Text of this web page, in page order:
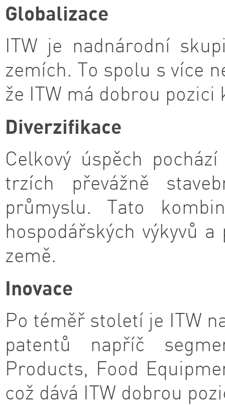
Globalizace
ITW je nadnárodní
zemích. To spolu s více
že ITW má dobrou
Diverzifikace
Celkový úspěch
trzích převážně
průmyslu. Tato
hospodářských výkyvů
země.
Inovace
Po téměř století je ITW
patentů napříč
Products, Food
což dává ITW dobrou